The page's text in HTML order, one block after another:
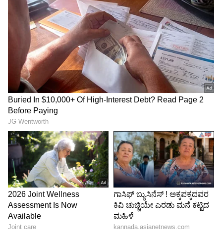
ಇದೀಗ ಕನ್ಸಲ್ಟಿಂಗ್ ಫರ್ಮ್‌ ಆಗಿರುವ ಕ್ರೊಲ್‌(Kroll)
ವರದಿಯ ಪ್ರಕಾರ, 2023ನೇ ಸಾಲಿನ ಅತ್ಯಂತ ಮೌಲ್ಯಯುತ
ಸೆಲಿಬ್ರಿಟಿ ಎನ್ನುವ ಹಿರಿಮೆಗೆ ಕಿಂಗ್ ಕೊಹ್ಲಿ ಪಾತ್ರರಾಗಿದ್ದಾರೆ.
5
8